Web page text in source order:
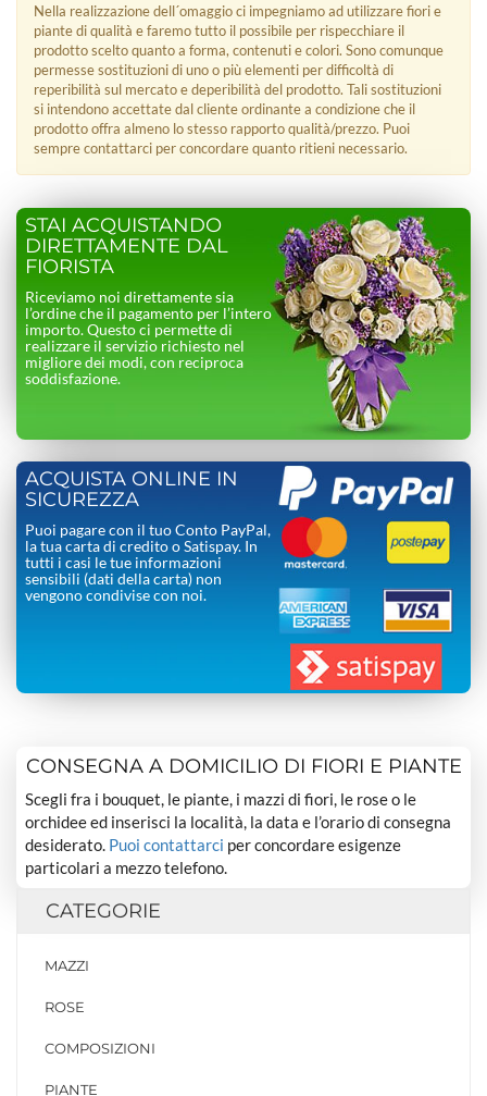
Nella realizzazione dell´omaggio ci impegniamo ad utilizzare fiori e
piante di qualità e faremo tutto il possibile per rispecchiare il
prodotto scelto quanto a forma, contenuti e colori. Sono comunque
permesse sostituzioni di uno o più elementi per difficoltà di
reperibilità sul mercato e deperibilità del prodotto. Tali sostituzioni
si intendono accettate dal cliente ordinante a condizione che il
prodotto offra almeno lo stesso rapporto qualità/prezzo. Puoi
sempre contattarci per concordare quanto ritieni necessario.
STAI ACQUISTANDO
DIRETTAMENTE DAL
FIORISTA
Riceviamo noi direttamente sia
l’ordine che il pagamento per l’intero
importo. Questo ci permette di
realizzare il servizio richiesto nel
migliore dei modi, con reciproca
soddisfazione.
ACQUISTA ONLINE IN
SICUREZZA
Puoi pagare con il tuo Conto PayPal,
la tua carta di credito o Satispay. In
tutti i casi le tue informazioni
sensibili (dati della carta) non
vengono condivise con noi.
CONSEGNA A DOMICILIO DI FIORI E PIANTE
Scegli fra i bouquet, le piante, i mazzi di fiori, le rose o le
orchidee ed inserisci la località, la data e l’orario di consegna
desiderato. Puoi contattarci per concordare esigenze
particolari a mezzo telefono.
CATEGORIE
MAZZI
ROSE
COMPOSIZIONI
PIANTE